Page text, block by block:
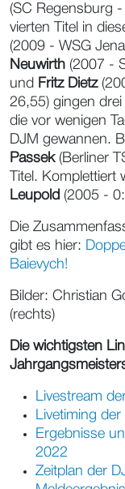
(SC Regensburg
vierten Titel in
(2009 - WSG
Neuwirth (2007 -
und Fritz Dietz
26,55) gingen
die vor wenigen
DJM gewannen.
Passek(Berliner
Titel.
Leupold (2005 -
Die
gibt es hier:
Baievych!
Bilder: Christian
(rechts)
Die wichtigsten
Livestream
Livetiming
Ergebnisse
2022
Zeitplan der